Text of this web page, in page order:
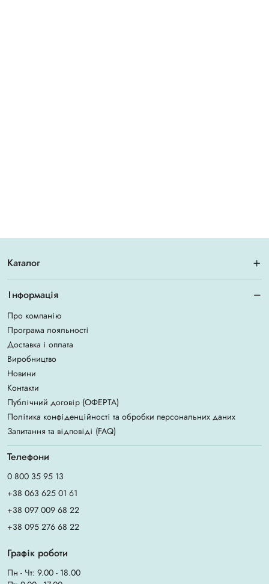
Каталог
Інформація
Про компанію
Програма лояльності
Доставка і оплата
Виробництво
Новини
Контакти
Публічний договір (ОФЕРТА)
Політика конфіденційності та обробки персональних даних
Запитання та відповіді (FAQ)
Телефони
0 800 35 95 13
+38 063 625 01 61
+38 097 009 68 22
+38 095 276 68 22
Графік роботи
Пн - Чт: 9.00 - 18.00